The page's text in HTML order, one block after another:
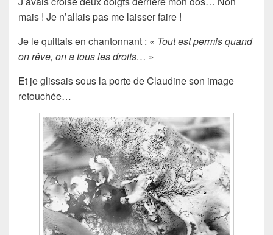
mais ! Je n’allais pas me laisser faire !
Je le quittais en chantonnant : « Tout est permis quand
on rêve, on a tous les droits… »
Et je glissais sous la porte de Claudine son image
retouchée…